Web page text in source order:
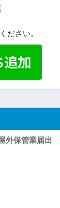
ださい。
外保管業届出